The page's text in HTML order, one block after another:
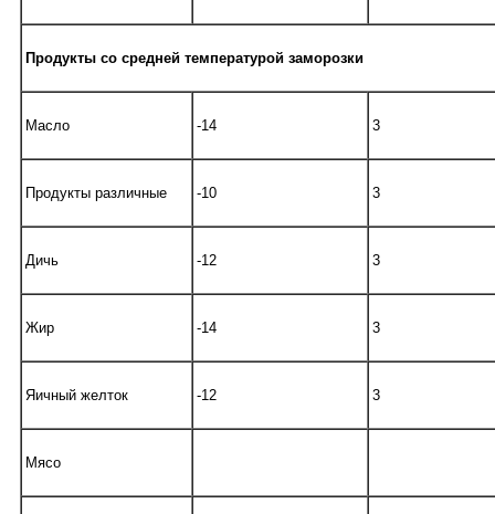
Продукты со средней температурой заморозки
Масло -14 3
Продукты различные -10 3
Дичь -12 3
Жир -14 3
Яичный желток -12 3
Мясо